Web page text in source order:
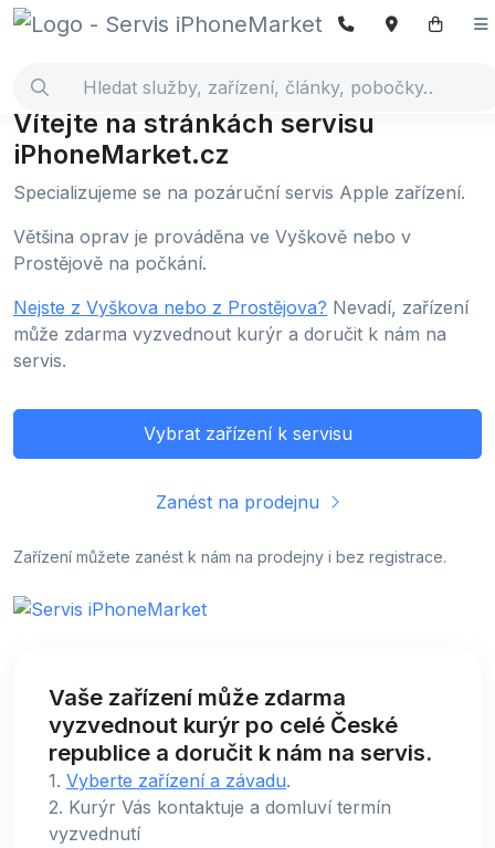
Vítejte na stránkách servisu
iPhoneMarket.cz
Specializujeme se na pozáruční servis Apple zařízení.
Většina oprav je prováděna ve Vyškově nebo v
Prostějově na počkání.
Nejste z Vyškova nebo z Prostějova? Nevadí, zařízení
může zdarma vyzvednout kurýr a doručit k nám na
servis.
Vybrat zařízení k servisu
Zanést na prodejnu
Zařízení můžete zanést k nám na prodejny i bez registrace.
Vaše zařízení může zdarma
vyzvednout kurýr po celé České
republice a doručit k nám na servis.
1. Vyberte zařízení a závadu.
2. Kurýr Vás kontaktuje a domluví termín
vyzvednutí